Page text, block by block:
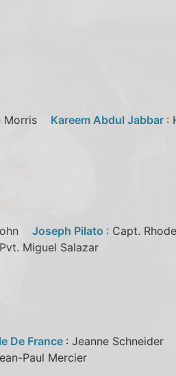
Morris Kareem Abdul Jabbar :
Joseph Pilato : Capt.
Miguel Salazar
De France : Jeanne Schneider
Paul Mercier